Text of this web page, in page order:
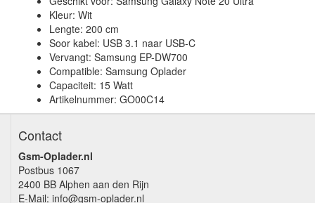
Kleur: Wit
Lengte: 200 cm
Soor kabel: USB 3.1 naar USB-C
Vervangt: Samsung EP-DW700
Compatible: Samsung Oplader
Capaciteit: 15 Watt
Artikelnummer: GO00C14
Contact
Gsm-Oplader.nl
Postbus 1067
2400 BB Alphen aan den Rijn
E-Mail: info@gsm-oplader.nl